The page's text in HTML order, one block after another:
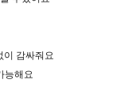
이 감싸줘요
능해요